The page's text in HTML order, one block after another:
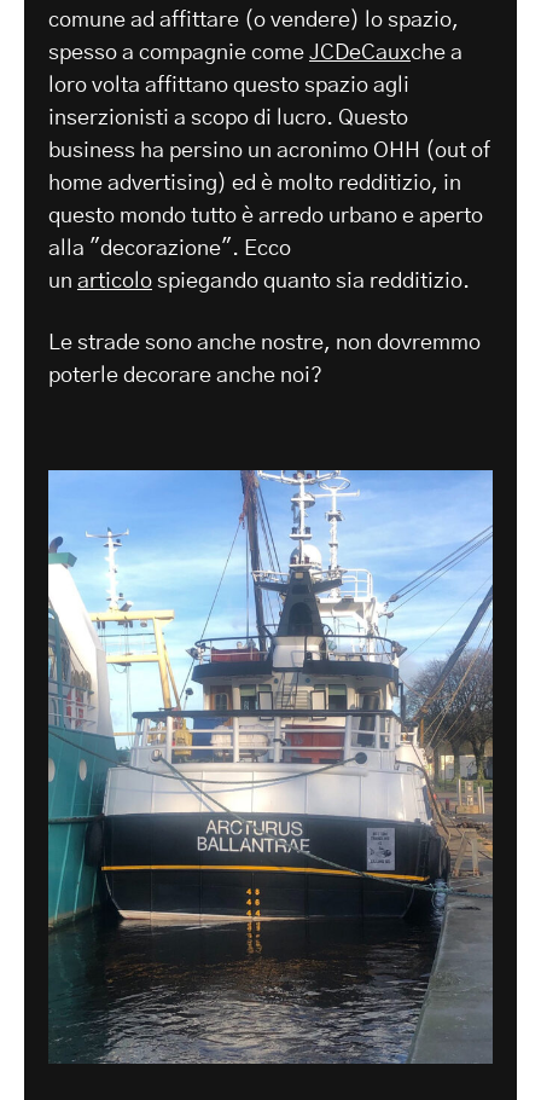
comune ad affittare (o vendere) lo spazio,
spesso a compagnie come JCDeCauxche a
loro volta affittano questo spazio agli
inserzionisti a scopo di lucro. Questo
business ha persino un acronimo OHH (out of
home advertising) ed è molto redditizio, in
questo mondo tutto è arredo urbano e aperto
alla "decorazione". Ecco
un articolo spiegando quanto sia redditizio.
Le strade sono anche nostre, non dovremmo
poterle decorare anche noi?